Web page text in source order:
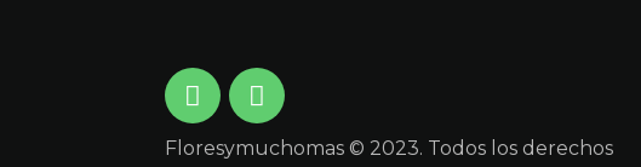
Floresymuchomas © 2023. Todos los derechos